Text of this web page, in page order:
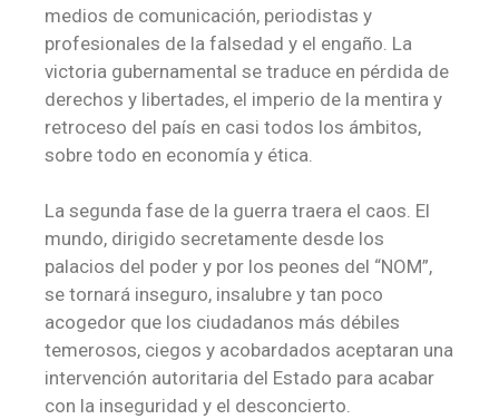
medios de comunicación, periodistas y
profesionales de la falsedad y el engaño. La
victoria gubernamental se traduce en pérdida de
derechos y libertades, el imperio de la mentira y
retroceso del país en casi todos los ámbitos,
sobre todo en economía y ética.
La segunda fase de la guerra traera el caos. El
mundo, dirigido secretamente desde los
palacios del poder y por los peones del “NOM”,
se tornará inseguro, insalubre y tan poco
acogedor que los ciudadanos más débiles
temerosos, ciegos y acobardados aceptaran una
intervención autoritaria del Estado para acabar
con la inseguridad y el desconcierto.